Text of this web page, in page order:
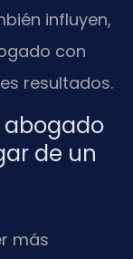
influyen,
con
resultados.
abogado
de un
más